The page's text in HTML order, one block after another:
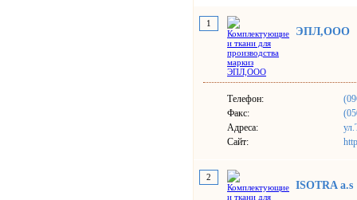
1
ЭПЛ,ООО
Телефон:
Факс:
Адреса:
Сайт:
2
ISOTRA a.s